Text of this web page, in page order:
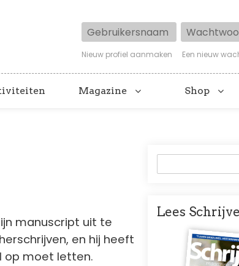
Gebruikersnaam
Nieuw profiel aanmaken Een nieuw
Magazine Shop
manuscript uit te
en hij heeft
op moet letten.
Lees
Afbeelding